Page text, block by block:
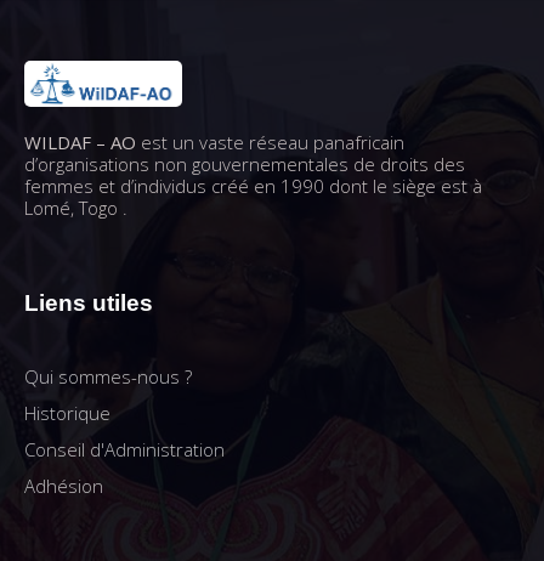
WILDAF – AO est un vaste réseau panafricain
d’organisations non gouvernementales de droits des
femmes et d’individus créé en 1990 dont le siège est à
Lomé, Togo .
Liens utiles
Qui sommes-nous ?
Historique
Conseil d'Administration
Adhésion